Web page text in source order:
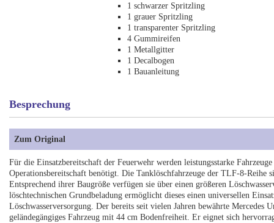
1 schwarzer Spritzling
1 grauer Spritzling
1 transparenter Spritzling
4 Gummireifen
1 Metallgitter
1 Decalbogen
1 Bauanleitung
Besprechung
Zum Original
Für die Einsatzbereitschaft der Feuerwehr werden leistungsstarke
Operationsbereitschaft benötigt. Die Tanklöschfahrzeuge der TLF-8-Reihe
Entsprechend ihrer Baugröße verfügen sie über einen größeren
löschtechnischen Grundbeladung ermöglicht dieses einen universellen
Löschwasserversorgung. Der bereits seit vielen Jahren bewährte Mercedes
geländegängiges Fahrzeug mit 44 cm Bodenfreiheit. Er eignet sich